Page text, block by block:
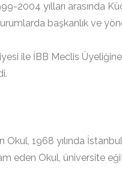
2004 yılları arasında
başkanlık ve
ile İBB Meclis
1968 yılında
eden Okul, üniversite